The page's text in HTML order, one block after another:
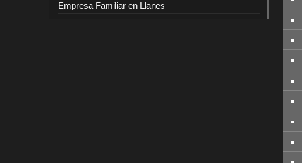
Empresa Familiar en Llanes